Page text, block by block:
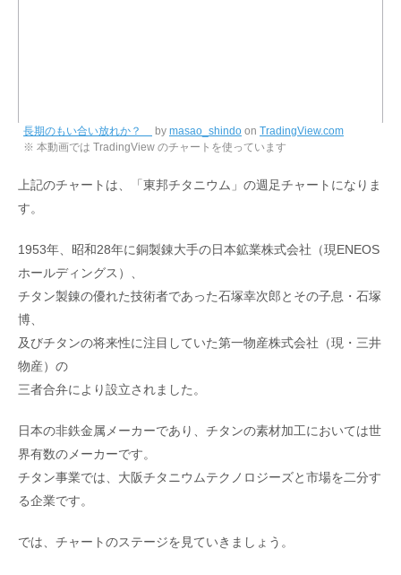
長期のもい合い放れか？ by masao_shindo on TradingView.com
※ 本動画では TradingView のチャートを使っています
上記のチャートは、「東邦チタニウム」の週足チャートになりま
す。
1953年、昭和28年に銅製錬大手の日本鉱業株式会社（現ENEOS
ホールディングス）、
チタン製錬の優れた技術者であった石塚幸次郎とその子息・石塚
博、
及びチタンの将来性に注目していた第一物産株式会社（現・三井
物産）の
三者合弁により設立されました。
日本の非鉄金属メーカーであり、チタンの素材加工においては世
界有数のメーカーです。
チタン事業では、大阪チタニウムテクノロジーズと市場を二分す
る企業です。
では、チャートのステージを見ていきましょう。